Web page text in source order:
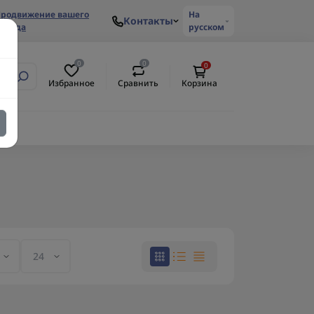
вашего
бренда
Контакты
На
русском
0
Избранное
0
Сравнить
0
Корзина